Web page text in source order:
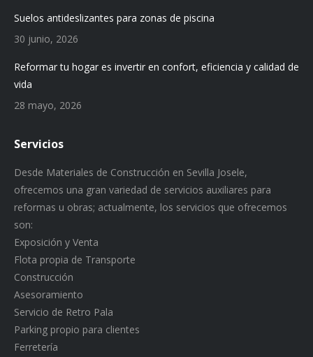
Suelos antideslizantes para zonas de piscina
30 junio, 2026
Reformar tu hogar es invertir en confort, eficiencia y calidad de
vida
28 mayo, 2026
Servicios
Desde Materiales de Construcción en Sevilla Josele,
ofrecemos una gran variedad de servicios auxiliares para
reformas u obras; actualmente, los servicios que ofrecemos
son:
Exposición y Venta
Flota propia de Transporte
Construcción
Asesoramiento
Servicio de Retro Pala
Parking propio para clientes
Ferretería